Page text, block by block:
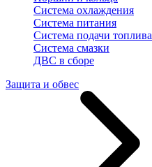
Система охлаждения
Система питания
Система подачи топлива
Система смазки
ДВС в сборе
Защита и обвес